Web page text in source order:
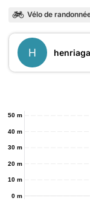
Vélo de
H
0 m
10 m
20 m
30 m
40 m
50 m